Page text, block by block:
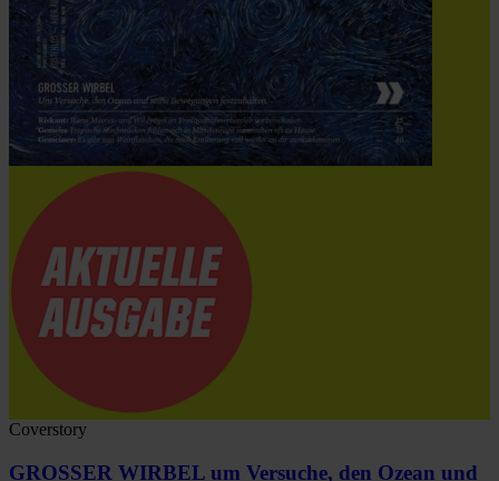
Coverstory
GROSSER WIRBEL um Versuche, den Ozean und